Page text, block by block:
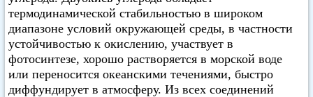
термодинамической стабильностью в широком
диапазоне условий окружающей среды, в частности
устойчивостью к окислению, участвует в
фотосинтезе, хорошо растворяется в морской воде
или переносится океанскими течениями, быстро
диффундирует в атмосферу. Из всех соединений